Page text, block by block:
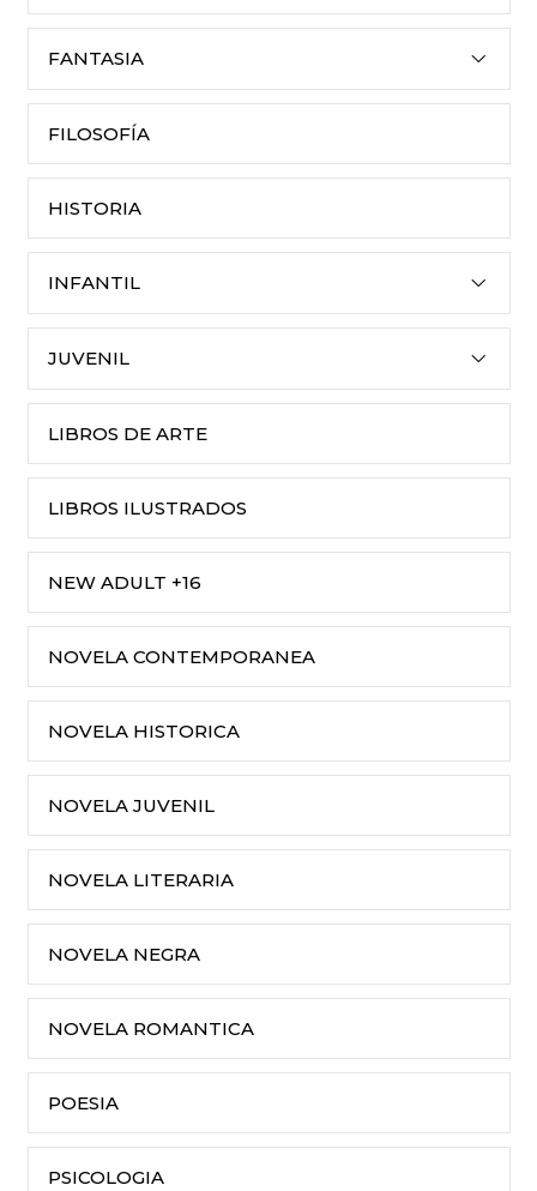
FANTASIA
FILOSOFÍA
HISTORIA
INFANTIL
JUVENIL
LIBROS DE ARTE
LIBROS ILUSTRADOS
NEW ADULT +16
NOVELA CONTEMPORANEA
NOVELA HISTORICA
NOVELA JUVENIL
NOVELA LITERARIA
NOVELA NEGRA
NOVELA ROMANTICA
POESIA
PSICOLOGIA